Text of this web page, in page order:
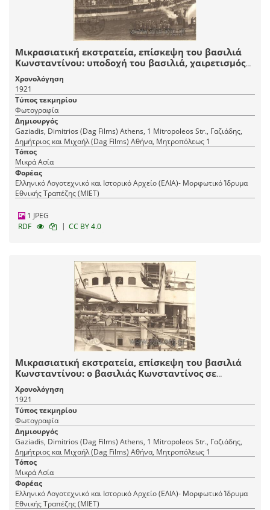
Μικρασιατική εκστρατεία, επίσκεψη του βασιλιά
Κωνσταντίνου: υποδοχή του βασιλιά, χαιρετισμός
πλήθους από βάρκες και πλοιάρια.
Χρονολόγηση
1921
Τύπος τεκμηρίου
Φωτογραφία
Δημιουργός
Gaziadis, Dimitrios (Dag Films) Athens, 1 Mitropoleos Str., Γαζιάδης,
Δημήτριος και Μιχαήλ (Dag Films) Αθήνα, Mητροπόλεως 1
Τόπος
Μικρά Ασία
Φορέας
Ελληνικό Λογοτεχνικό και Ιστορικό Αρχείο (ΕΛΙΑ)- Μορφωτικό Ίδρυμα
Εθνικής Τραπέζης (ΜΙΕΤ)
1 JPEG
RDF
| CC BY 4.0
Μικρασιατική εκστρατεία, επίσκεψη του βασιλιά
Κωνσταντίνου: ο βασιλιάς Κωνσταντίνος σε
ατμόπλοιο.
Χρονολόγηση
1921
Τύπος τεκμηρίου
Φωτογραφία
Δημιουργός
Gaziadis, Dimitrios (Dag Films) Athens, 1 Mitropoleos Str., Γαζιάδης,
Δημήτριος και Μιχαήλ (Dag Films) Αθήνα, Mητροπόλεως 1
Τόπος
Μικρά Ασία
Φορέας
Ελληνικό Λογοτεχνικό και Ιστορικό Αρχείο (ΕΛΙΑ)- Μορφωτικό Ίδρυμα
Εθνικής Τραπέζης (ΜΙΕΤ)